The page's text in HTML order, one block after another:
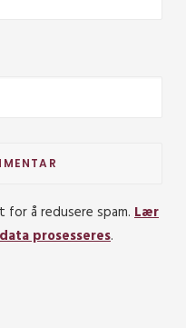
å redusere spam. Lær
prosesseres.